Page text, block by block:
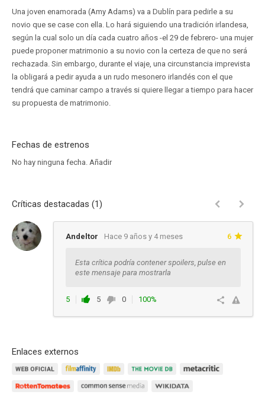
Una joven enamorada (Amy Adams) va a Dublín para pedirle a su
novio que se case con ella. Lo hará siguiendo una tradición irlandesa,
según la cual solo un día cada cuatro años -el 29 de febrero- una mujer
puede proponer matrimonio a su novio con la certeza de que no será
rechazada. Sin embargo, durante el viaje, una circunstancia imprevista
la obligará a pedir ayuda a un rudo mesonero irlandés con el que
tendrá que caminar campo a través si quiere llegar a tiempo para hacer
su propuesta de matrimonio.
Fechas de estrenos
No hay ninguna fecha. Añadir
Críticas destacadas (1)
Andeltor Hace 9 años y 4 meses 6
Esta crítica podría contener spoilers, pulse en
este mensaje para mostrarla
5 5 0
100%
Enlaces externos